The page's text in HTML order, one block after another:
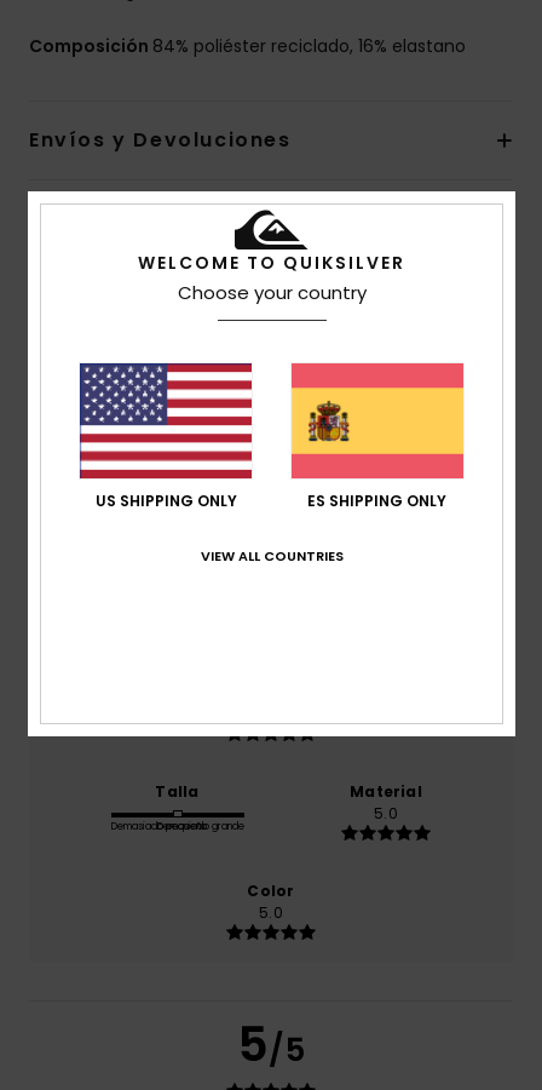
Composición 84% poliéster reciclado, 16% elastano
Envíos y Devoluciones
Reseñas de los clientes
Puntuación media
5.0/5
basado en2 reseñas verificadas
El 100% de nuestros clientes recomiendan este
Talla
Demasiado pequeño
Demasiado grande
Material
5.0
Color
5.0
5/5
WELCOME TO QUIKSILVER
Choose your country
US SHIPPING ONLY ES SHIPPING ONLY
VIEW ALL COUNTRIES